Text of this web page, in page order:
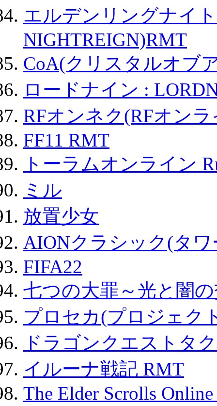
エルデンリングナイ
NIGHTREIGN)RMT
CoA(クリスタルオブ
ロードナイン :
RFオンネク(RFオン
FF11 RMT
トーラムオンライン
ミル
放置少女
AIONクラシック(タ
FIFA22
七つの大罪～光と闇
プロセカ(プロジェク
ドラゴンクエストタ
イルーナ戦記 RMT
The Elder Scrolls